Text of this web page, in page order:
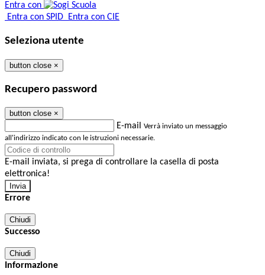
Entra con
Entra con SPID Entra con CIE
Seleziona utente
button close ×
Recupero password
button close ×
E-mail Verrà inviato un messaggio
all'indirizzo indicato con le istruzioni necessarie.
E-mail inviata, si prega di controllare la casella di posta
elettronica!
Errore
Chiudi
Successo
Chiudi
Informazione